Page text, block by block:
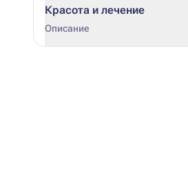
Красота и лечение
Описание